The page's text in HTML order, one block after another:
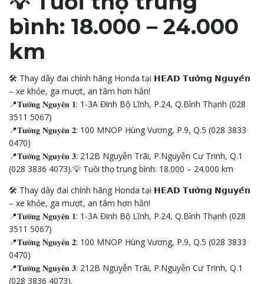
bình: 18.000 – 24.000
km
🛠️ Thay dây đai chính hãng Honda tại 𝗛𝗘𝗔𝗗 𝗧𝘂̛𝗼̛̀𝗻𝗴 𝗡𝗴𝘂𝘆𝗲̂𝗻
– xe khỏe, ga mượt, an tâm hơn hẳn!
📍𝐓𝐮̛𝐨̛̀𝐧𝐠 𝐍𝐠𝐮𝐲𝐞̂𝐧 𝟏: 1-3A Đinh Bộ Lĩnh, P.24, Q.Bình Thạnh (028
3511 5067)
📍𝐓𝐮̛𝐨̛̀𝐧𝐠 𝐍𝐠𝐮𝐲𝐞̂𝐧 𝟐: 100 MNOP Hùng Vương, P.9, Q.5 (028 3833
0470)
📍𝐓𝐮̛𝐨̛̀𝐧𝐠 𝐍𝐠𝐮𝐲𝐞̂𝐧 𝟑: 212B Nguyễn Trãi, P.Nguyễn Cư Trinh, Q.1
(028 3836 4073).💡 Tuồi thọ trung bình: 18.000 – 24.000 km
🛠️ Thay dây đai chính hãng Honda tại 𝗛𝗘𝗔𝗗 𝗧𝘂̛𝗼̛̀𝗻𝗴 𝗡𝗴𝘂𝘆𝗲̂𝗻
– xe khỏe, ga mượt, an tâm hơn hẳn!
📍𝐓𝐮̛𝐨̛̀𝐧𝐠 𝐍𝐠𝐮𝐲𝐞̂𝐧 𝟏: 1-3A Đinh Bộ Lĩnh, P.24, Q.Bình Thạnh (028
3511 5067)
📍𝐓𝐮̛𝐨̛̀𝐧𝐠 𝐍𝐠𝐮𝐲𝐞̂𝐧 𝟐: 100 MNOP Hùng Vương, P.9, Q.5 (028 3833
0470)
📍𝐓𝐮̛𝐨̛̀𝐧𝐠 𝐍𝐠𝐮𝐲𝐞̂𝐧 𝟑: 212B Nguyễn Trãi, P.Nguyễn Cư Trinh, Q.1
(028 3836 4073).